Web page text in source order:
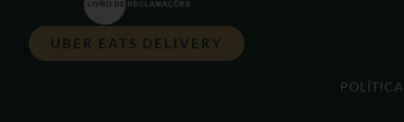
UBER EATS DELIVERY